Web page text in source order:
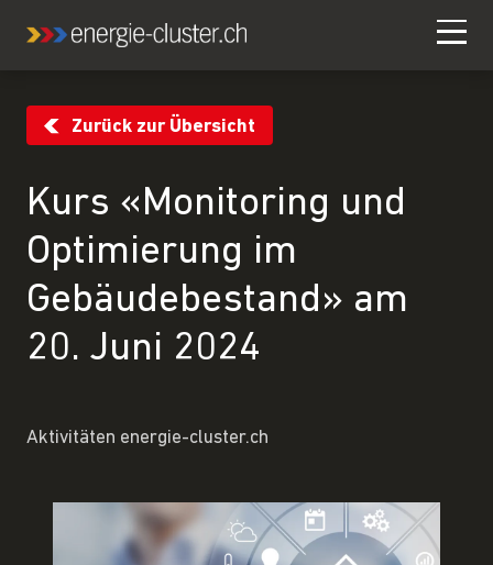
Zurück zur Übersicht
Kurs «Monitoring und
Optimierung im
Gebäudebestand» am
20. Juni 2024
Aktivitäten energie-cluster.ch